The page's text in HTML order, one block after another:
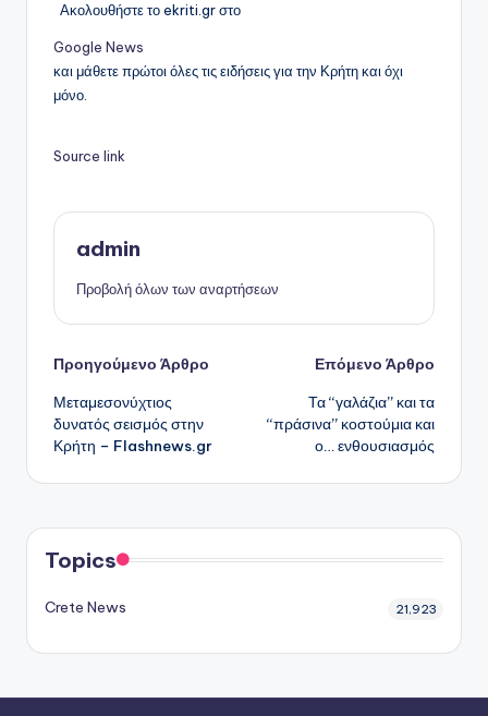
Ακολουθήστε το ekriti.gr στο
Google News
και μάθετε πρώτοι όλες τις ειδήσεις για την Κρήτη και όχι
μόνο.
Source link
admin
Προβολή όλων των αναρτήσεων
Πλοήγηση
δημοσιεύσεων
Προηγούμενο Άρθρο
Μεταμεσονύχτιος
δυνατός σεισμός στην
Κρήτη – Flashnews.gr
Επόμενο Άρθρο
Τα “γαλάζια” και τα
“πράσινα” κοστούμια και
ο… ενθουσιασμός
Topics
Crete News 21,923